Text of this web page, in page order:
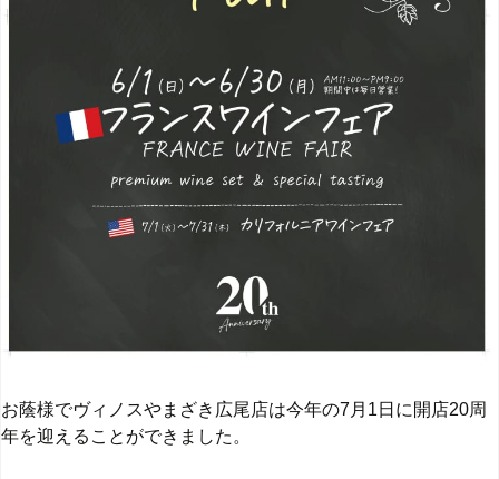
お蔭様でヴィノスやまざき広尾店は今年の7月1日に開店20周
年を迎えることができました。